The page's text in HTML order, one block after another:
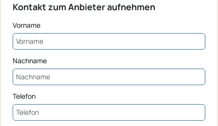
Kontakt zum Anbieter aufnehmen
Vorname
Nachname
Telefon